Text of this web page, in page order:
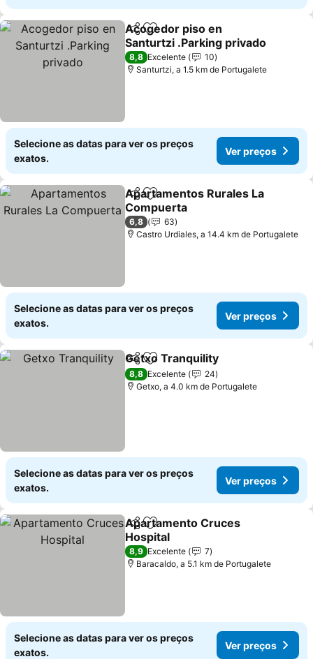
PartilharAdicionar aos favoritos
Acogedor piso en
Santurtzi .Parking privado
Ver preços
8,8 Excelente
10
Santurtzi, a 1.5 km de Portugalete
Selecione as datas para ver os preços
exatos.
Ver preços
PartilharAdicionar aos favoritos
Apartamentos Rurales La
Compuerta
Ver preços
6,8
63
Castro Urdiales, a 14.4 km de Portugalete
Selecione as datas para ver os preços
exatos.
Ver preços
PartilharAdicionar aos favoritos
Getxo Tranquility
8,8 Excelente
24
Getxo, a 4.0 km de Portugalete
Selecione as datas para ver os preços
exatos.
Ver preços
PartilharAdicionar aos favoritos
Apartamento Cruces
Hospital
Ver preços
8,9 Excelente
7
Baracaldo, a 5.1 km de Portugalete
Selecione as datas para ver os preços
exatos.
Ver preços